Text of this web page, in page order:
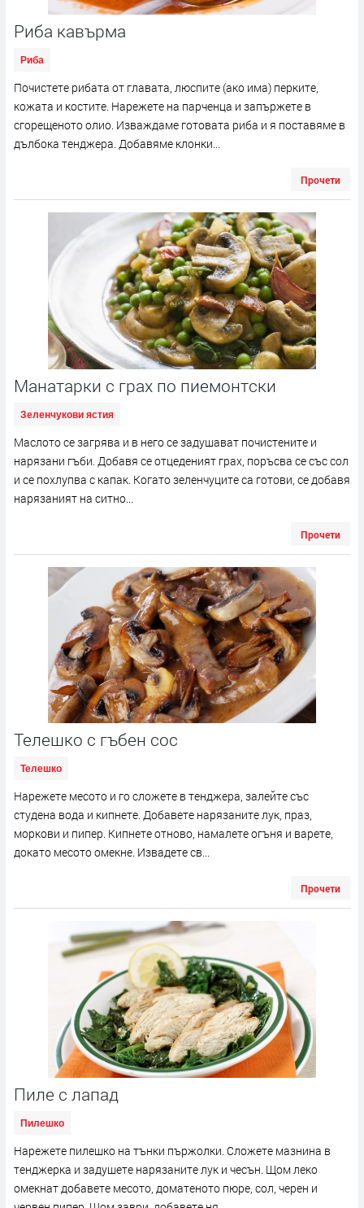
Риба кавърма
Риба
Почистете рибата от главата, люспите (ако има) перките,
кожата и костите. Нарежете на парченца и запържете в
сгорещеното олио. Изваждаме готовата риба и я поставяме в
дълбока тенджера. Добавяме клонки...
Прочети
Манатарки с грах по пиемонтски
Зеленчукови ястия
Маслото се загрява и в него се задушават почистените и
нарязани гъби. Добавя се отцеденият грах, поръсва се със сол
и се похлупва с капак. Когато зеленчуците са готови, се добавя
нарязаният на ситно...
Прочети
Телешко с гъбен сос
Телешко
Нарежете месото и го сложете в тенджера, залейте със
студена вода и кипнете. Добавете нарязаните лук, праз,
моркови и пипер. Кипнете отново, намалете огъня и варете,
докато месото омекне. Извадете св...
Прочети
Пиле с лапад
Пилешко
Нарежете пилешко на тънки пържолки. Сложете мазнина в
тенджерка и задушете нарязаните лук и чесън. Щом леко
омекнат добавете месото, доматеното пюре, сол, черен и